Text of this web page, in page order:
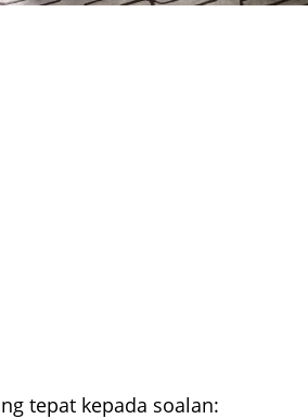
tepat kepada soalan: